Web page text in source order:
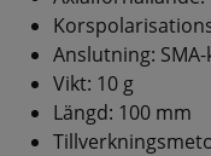
Anslutning:
Vikt: 10 g
Längd: 100 mm